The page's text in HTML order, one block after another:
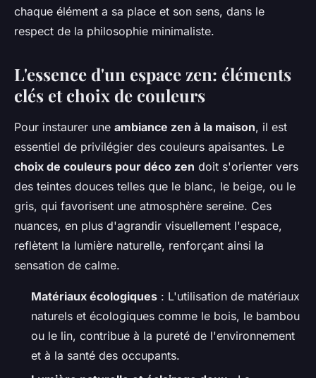
chaque élément a sa place et son sens, dans le
respect de la philosophie minimaliste.
L'essence d'un espace zen: éléments
clés et choix de couleurs
Pour instaurer une ambiance zen à la maison, il est
essentiel de privilégier des couleurs apaisantes. Le
choix de couleurs pour déco zen doit s'orienter vers
des teintes douces telles que le blanc, le beige, ou le
gris, qui favorisent une atmosphère sereine. Ces
nuances, en plus d'agrandir visuellement l'espace,
reflètent la lumière naturelle, renforçant ainsi la
sensation de calme.
Matériaux écologiques : L'utilisation de matériaux
naturels et écologiques comme le bois, le bambou
ou le lin, contribue à la pureté de l'environnement
et à la santé des occupants.